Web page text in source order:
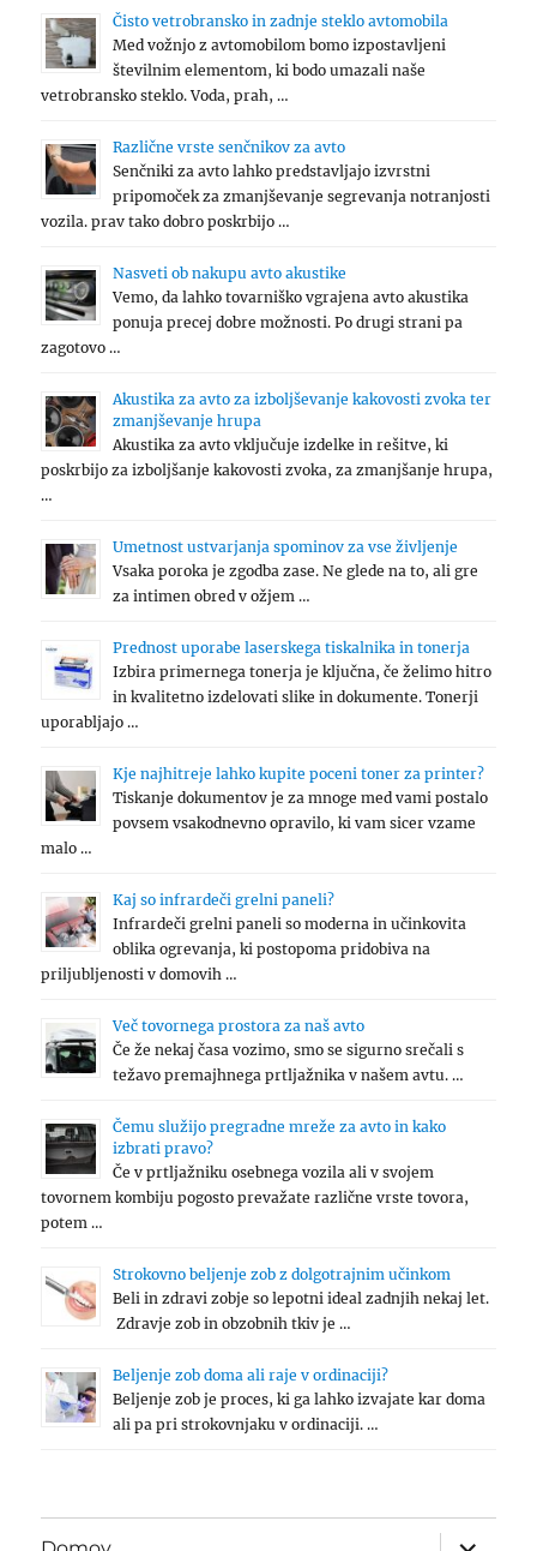
Čisto vetrobransko in zadnje steklo avtomobila
Med vožnjo z avtomobilom bomo izpostavljeni
številnim elementom, ki bodo umazali naše
vetrobransko steklo. Voda, prah, …
Različne vrste senčnikov za avto
Senčniki za avto lahko predstavljajo izvrstni
pripomoček za zmanjševanje segrevanja notranjosti
vozila. prav tako dobro poskrbijo …
Nasveti ob nakupu avto akustike
Vemo, da lahko tovarniško vgrajena avto akustika
ponuja precej dobre možnosti. Po drugi strani pa
zagotovo …
Akustika za avto za izboljševanje kakovosti zvoka ter
zmanjševanje hrupa
Akustika za avto vključuje izdelke in rešitve, ki
poskrbijo za izboljšanje kakovosti zvoka, za zmanjšanje hrupa,
…
Umetnost ustvarjanja spominov za vse življenje
Vsaka poroka je zgodba zase. Ne glede na to, ali gre
za intimen obred v ožjem …
Prednost uporabe laserskega tiskalnika in tonerja
Izbira primernega tonerja je ključna, če želimo hitro
in kvalitetno izdelovati slike in dokumente. Tonerji
uporabljajo …
Kje najhitreje lahko kupite poceni toner za printer?
Tiskanje dokumentov je za mnoge med vami postalo
povsem vsakodnevno opravilo, ki vam sicer vzame
malo …
Kaj so infrardeči grelni paneli?
Infrardeči grelni paneli so moderna in učinkovita
oblika ogrevanja, ki postopoma pridobiva na
priljubljenosti v domovih …
Več tovornega prostora za naš avto
Če že nekaj časa vozimo, smo se sigurno srečali s
težavo premajhnega prtljažnika v našem avtu. …
Čemu služijo pregradne mreže za avto in kako
izbrati pravo?
Če v prtljažniku osebnega vozila ali v svojem
tovornem kombiju pogosto prevažate različne vrste tovora,
potem …
Strokovno beljenje zob z dolgotrajnim učinkom
Beli in zdravi zobje so lepotni ideal zadnjih nekaj let.
Zdravje zob in obzobnih tkiv je …
Beljenje zob doma ali raje v ordinaciji?
Beljenje zob je proces, ki ga lahko izvajate kar doma
ali pa pri strokovnjaku v ordinaciji. …
expand